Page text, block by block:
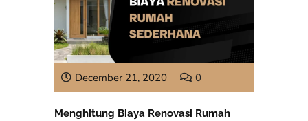
December 21, 2020 0
Menghitung Biaya Renovasi Rumah